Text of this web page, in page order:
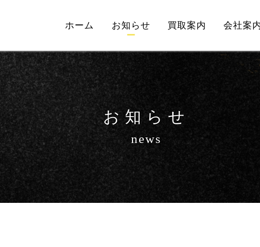
ホーム お知らせ 買取案内 会社案
お知らせ
news